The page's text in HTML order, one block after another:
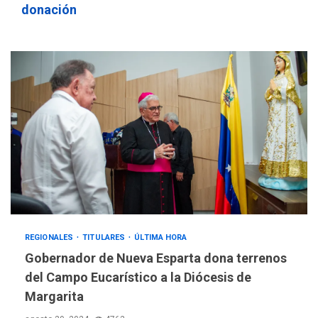
donación
REGIONALES TITULARES ÚLTIMA HORA
Gobernador de Nueva Esparta dona terrenos
del Campo Eucarístico a la Diócesis de
Margarita
REGIONALES ÚLTIMA HORA
Mariño fortalece capacidad
operativa con flota